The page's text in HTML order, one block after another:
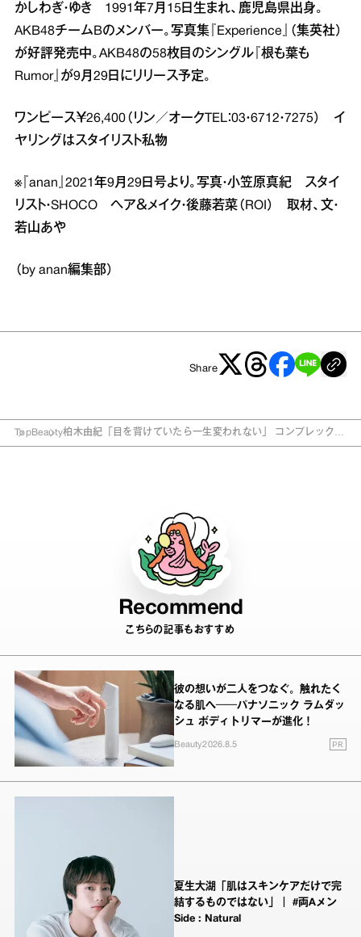
かしわぎ・ゆき 1991年7月15日生まれ、鹿児島県出身。
AKB48チームBのメンバー。写真集『Experience』（集英社）
が好評発売中。AKB48の58枚目のシングル『根も葉も
Rumor』が9月29日にリリース予定。
ワンピース￥26,400（リン／オークTEL：03・6712・7275） イ
ヤリングはスタイリスト私物
※『anan』2021年9月29日号より。写真・小笠原真紀 スタイ
リスト・SHOCO ヘア＆メイク・後藤若菜（ROI） 取材、文・
若山あや
（by anan編集部）
Share
TopBeauty柏木由紀「目を背けていたら一生変われない」 コンプレックス
Recommend
こちらの記事もおすすめ
彼の想いが二人をつなぐ。触れたく
なる肌へ──パナソニック ラムダッ
シュ ボディトリマーが進化！
Beauty2026.8.5 PR
夏生大湖「肌はスキンケアだけで完
結するものではない」｜ #両Aメン
Side : Natural